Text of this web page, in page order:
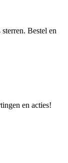
Bestel en
en acties!